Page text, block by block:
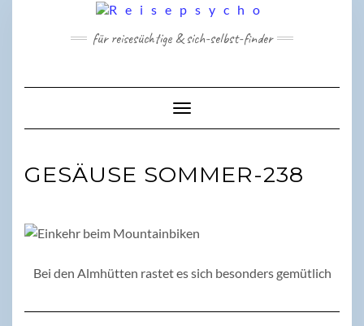
für reisesüchtige & sich-selbst-finder
Toggle Navigation
GESÄUSE SOMMER-238
Bei den Almhütten rastet es sich besonders gemütlich